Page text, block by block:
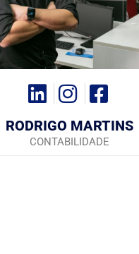
RODRIGO MARTINS
CONTABILIDADE